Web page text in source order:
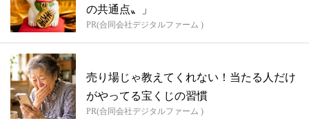
の共通点〟」
PR(合同会社デジタルファーム )
売り場じゃ教えてくれない！当たる人だけ
がやってる宝くじの習慣
PR(合同会社デジタルファーム )